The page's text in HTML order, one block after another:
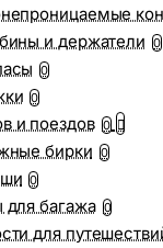
и держатели 0
0
0
и поездов 0
бирки 0
0
для багажа 0
для